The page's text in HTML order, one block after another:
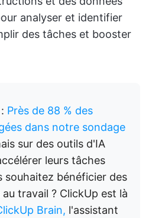
analyser et identifier
des tâches et booster
: Près de 88 % des
dans notre sondage
sur des outils d'IA
leurs tâches
souhaitez bénéficier des
travail ? ClickUp est là
Brain, l'assistant